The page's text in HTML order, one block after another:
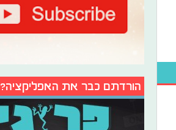
הורדתם כבר את האפליקציה?